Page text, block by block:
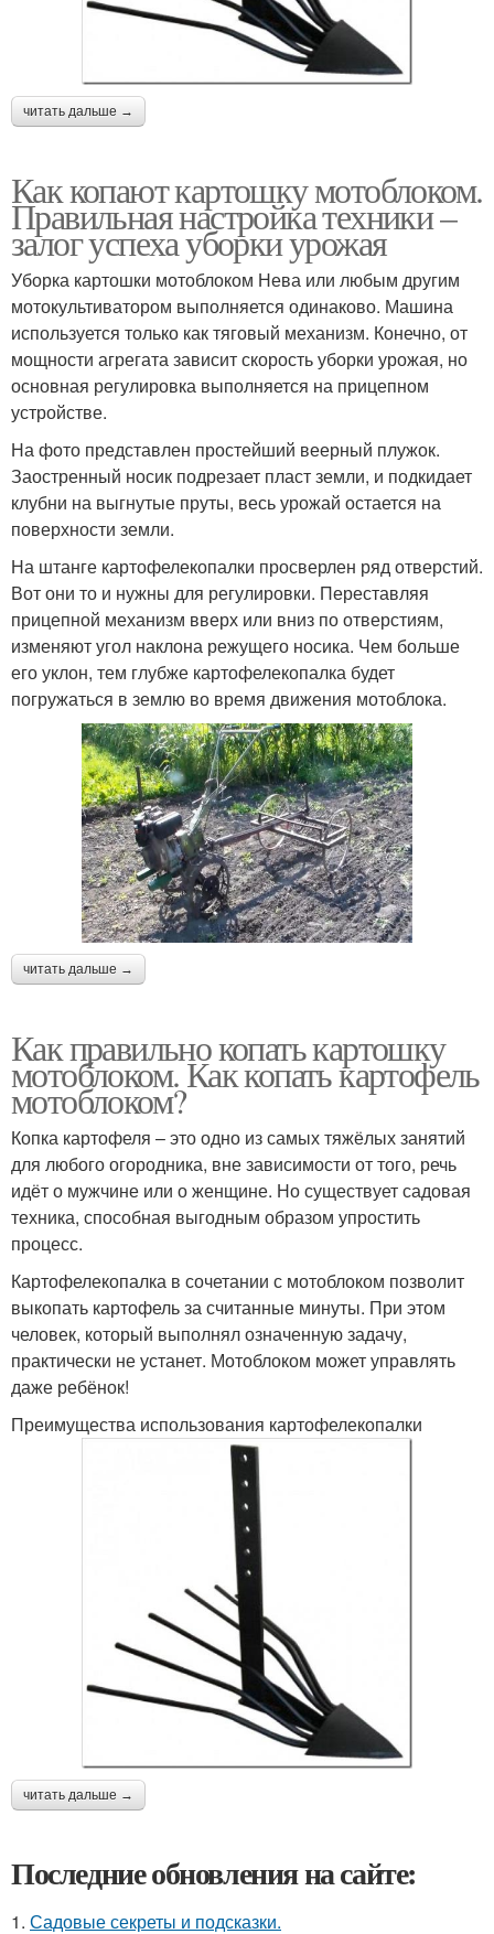
читать дальше →
Как копают картошку мотоблоком.
Правильная настройка техники –
залог успеха уборки урожая
Уборка картошки мотоблоком Нева или любым другим
мотокультиватором выполняется одинаково. Машина
используется только как тяговый механизм. Конечно, от
мощности агрегата зависит скорость уборки урожая, но
основная регулировка выполняется на прицепном
устройстве.
На фото представлен простейший веерный плужок.
Заостренный носик подрезает пласт земли, и подкидает
клубни на выгнутые пруты, весь урожай остается на
поверхности земли.
На штанге картофелекопалки просверлен ряд отверстий.
Вот они то и нужны для регулировки. Переставляя
прицепной механизм вверх или вниз по отверстиям,
изменяют угол наклона режущего носика. Чем больше
его уклон, тем глубже картофелекопалка будет
погружаться в землю во время движения мотоблока.
читать дальше →
Как правильно копать картошку
мотоблоком. Как копать картофель
мотоблоком?
Копка картофеля – это одно из самых тяжёлых занятий
для любого огородника, вне зависимости от того, речь
идёт о мужчине или о женщине. Но существует садовая
техника, способная выгодным образом упростить
процесс.
Картофелекопалка в сочетании с мотоблоком позволит
выкопать картофель за считанные минуты. При этом
человек, который выполнял означенную задачу,
практически не устанет. Мотоблоком может управлять
даже ребёнок!
Преимущества использования картофелекопалки
читать дальше →
Последние обновления на сайте:
1. Садовые секреты и подсказки.